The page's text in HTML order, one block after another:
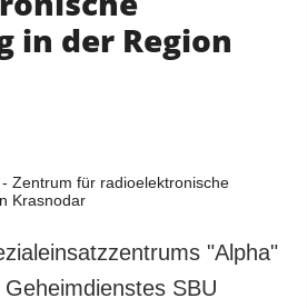
in der Region
"Alpha"
SBU